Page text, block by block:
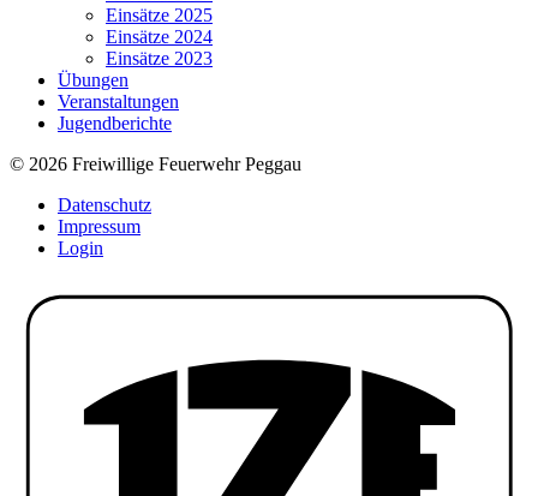
Einsätze 2025
Einsätze 2024
Einsätze 2023
Übungen
Veranstaltungen
Jugendberichte
© 2026 Freiwillige Feuerwehr Peggau
Datenschutz
Impressum
Login